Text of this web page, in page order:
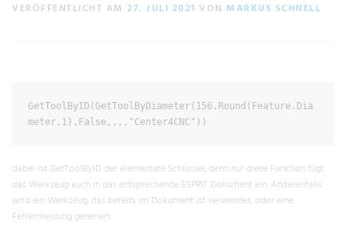
VERÖFFENTLICHT AM 27. JULI 2021 VON MARKUS SCHNELL
GetToolByID(GetToolByDiameter(156,Round(Feature.Dia
meter,1),False,,,,"Center4CNC"))
dabei ist GetToolByID der elementare Schlüssel, denn nur diese Funktion fügt
das Werkzeug auch in das entsprechende ESPRIT Dokument ein. Anderenfalls
wird ein Werkzeug, das bereits im Dokument ist verwendet, oder eine
Fehlermeldung generiert.